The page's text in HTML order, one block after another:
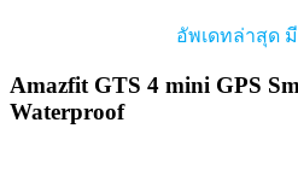
อัพเดทล่าสุด มี
Amazfit GTS 4 mini GPS
Waterproof